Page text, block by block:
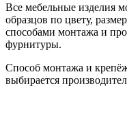
Все мебельные изделия
образцов по цвету,
способами монтажа и
фурнитуры.
Способ монтажа и
выбирается